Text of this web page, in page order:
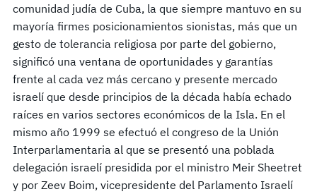
comunidad judía de Cuba, la que siempre mantuvo en su
mayoría firmes posicionamientos sionistas, más que un
gesto de tolerancia religiosa por parte del gobierno,
significó una ventana de oportunidades y garantías
frente al cada vez más cercano y presente mercado
israelí que desde principios de la década había echado
raíces en varios sectores económicos de la Isla. En el
mismo año 1999 se efectuó el congreso de la Unión
Interparlamentaria al que se presentó una poblada
delegación israelí presidida por el ministro Meir Sheetret
y por Zeev Boim, vicepresidente del Parlamento Israelí